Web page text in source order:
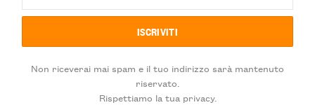
Non riceverai mai spam e il tuo indirizzo sarà mantenuto
riservato.
Rispettiamo la tua privacy.